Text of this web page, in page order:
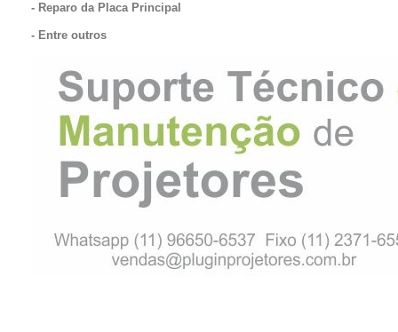
- Reparo da Placa Principal
- Entre outros